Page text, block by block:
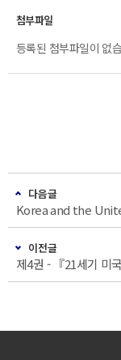
등록된 첨부파일이 없
다음글
Korea and the
이전글
제4권 - 『21세기 미